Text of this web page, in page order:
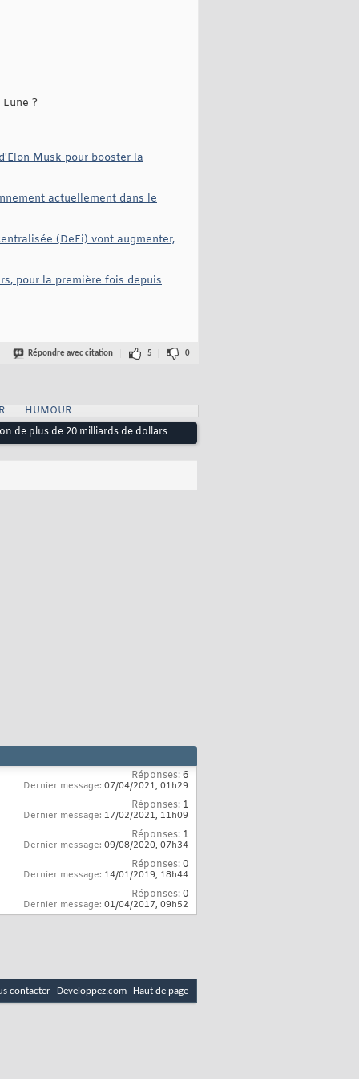
?
Musk pour booster la
actuellement dans le
(DeFi) vont augmenter,
pour la première fois depuis
Répondre avec citation 5 0
HUMOUR
de plus de 20 milliards de dollars
Réponses:6
Dernier message: 07/04/2021, 01h29
Réponses: 1
Dernier message: 17/02/2021, 11h09
Réponses: 1
Dernier message: 09/08/2020, 07h34
Réponses:0
Dernier message: 14/01/2019, 18h44
Réponses:0
Dernier message: 01/04/2017, 09h52
contacter Developpez.com Haut de page